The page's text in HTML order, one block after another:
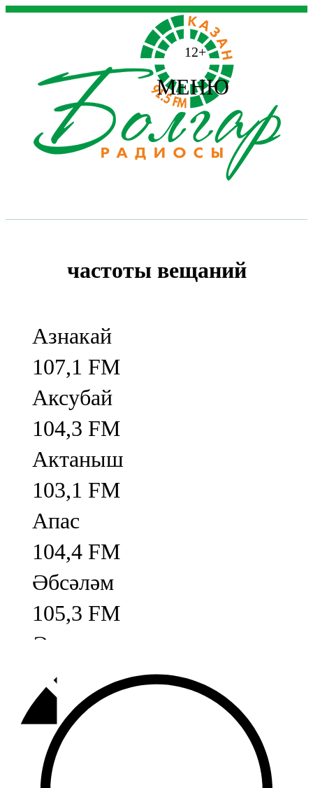
12+
МЕНЮ
частоты вещаний
Азнакай
107,1 FM
Аксубай
104,3 FM
Актаныш
103,1 FM
Апас
104,4 FM
Әбсәләм
105,3 FM
Әлмәт
92,9 FM
Базарлы матак
107,1 FM
Балык бистәсе